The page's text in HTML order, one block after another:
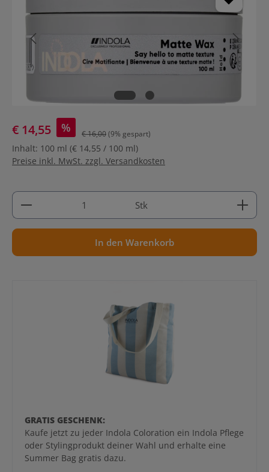
€ 14,55 % € 16,00(9% gespart)
Inhalt: 100 ml (€ 14,55 / 100 ml)
Preise inkl. MwSt. zzgl. Versandkosten
Produkt Anzahl: Gib den gewünschten Wert ein
Stk
In den Warenkorb
GRATIS GESCHENK:
Kaufe jetzt zu jeder Indola Coloration ein Indola Pflege
oder Stylingprodukt deiner Wahl und erhalte eine
Summer Bag gratis dazu.